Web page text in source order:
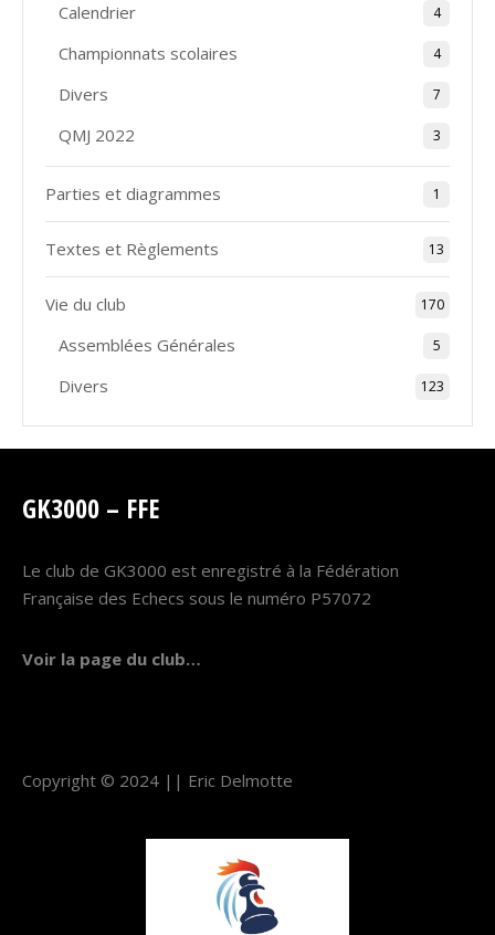
Calendrier 4
Championnats scolaires 4
Divers 7
QMJ 2022 3
Parties et diagrammes 1
Textes et Règlements 13
Vie du club 170
Assemblées Générales 5
Divers 123
GK3000 – FFE
Le club de GK3000 est enregistré à la Fédération
Française des Echecs sous le numéro P57072
Voir la page du club…
Copyright © 2024 || Eric Delmotte